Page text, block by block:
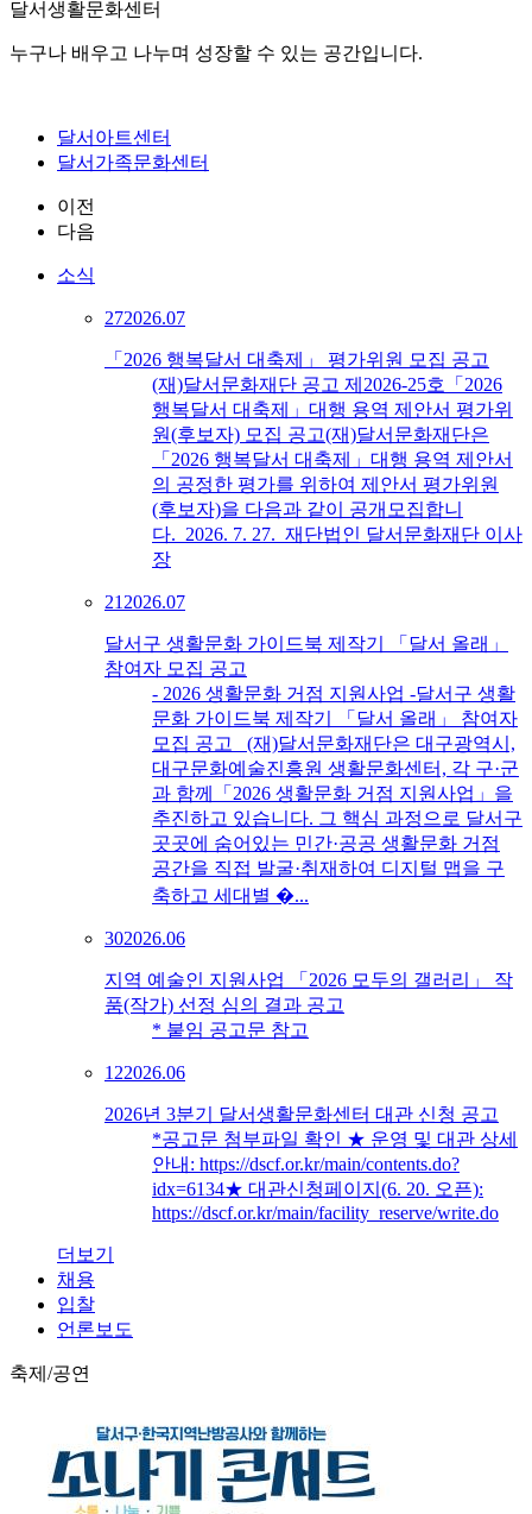
달서생활문화센터
누구나 배우고 나누며 성장할 수 있는 공간입니다.
달서아트센터
달서가족문화센터
이전
다음
소식
272026.07
「2026 행복달서 대축제」 평가위원 모집 공고
(재)달서문화재단 공고 제2026-25호「2026
행복달서 대축제」대행 용역 제안서 평가위
원(후보자) 모집 공고(재)달서문화재단은
「2026 행복달서 대축제」대행 용역 제안서
의 공정한 평가를 위하여 제안서 평가위원
(후보자)을 다음과 같이 공개모집합니
다. 2026. 7. 27. 재단법인 달서문화재단 이사
장
21 2026.07
달서구 생활문화 가이드북 제작기 「달서 올래」
참여자 모집 공고
- 2026 생활문화 거점 지원사업 -달서구 생활
문화 가이드북 제작기 「달서 올래」 참여자
모집 공고 (재)달서문화재단은 대구광역시,
대구문화예술진흥원 생활문화센터, 각 구·군
과 함께「2026 생활문화 거점 지원사업」을
추진하고 있습니다. 그 핵심 과정으로 달서구
곳곳에 숨어있는 민간·공공 생활문화 거점
공간을 직접 발굴·취재하여 디지털 맵을 구
축하고 세대별 �...
302026.06
지역 예술인 지원사업 「2026 모두의 갤러리」 작
품(작가) 선정 심의 결과 공고
* 붙임 공고문 참고
122026.06
2026년 3분기 달서생활문화센터 대관 신청 공고
*공고문 첨부파일 확인 ★ 운영 및 대관 상세
안내: https://dscf.or.kr/main/contents.do?
idx=6134★ 대관신청페이지(6. 20. 오픈):
https://dscf.or.kr/main/facility_reserve/write.do
더보기
채용
입찰
언론보도
축제/공연